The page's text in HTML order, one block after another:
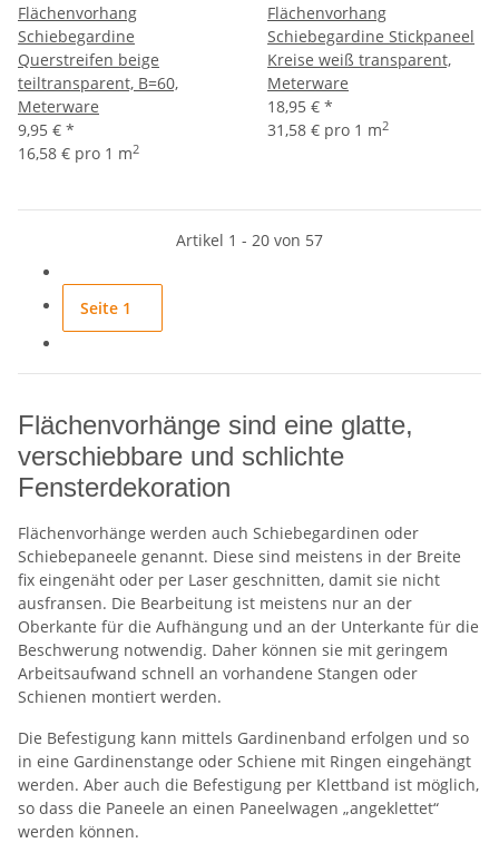
Flächenvorhang
Schiebegardine
Querstreifen beige
teiltransparent, B=60,
Meterware
9,95 € *
16,58 € pro 1 m2
Flächenvorhang
Schiebegardine Stickpaneel
Kreise weiß transparent,
Meterware
18,95 € *
31,58 € pro 1 m2
Artikel 1 - 20 von 57
Seite 1
Flächenvorhänge sind eine glatte,
verschiebbare und schlichte
Fensterdekoration
Flächenvorhänge werden auch Schiebegardinen oder
Schiebepaneele genannt. Diese sind meistens in der Breite
fix eingenäht oder per Laser geschnitten, damit sie nicht
ausfransen. Die Bearbeitung ist meistens nur an der
Oberkante für die Aufhängung und an der Unterkante für die
Beschwerung notwendig. Daher können sie mit geringem
Arbeitsaufwand schnell an vorhandene Stangen oder
Schienen montiert werden.
Die Befestigung kann mittels Gardinenband erfolgen und so
in eine Gardinenstange oder Schiene mit Ringen eingehängt
werden. Aber auch die Befestigung per Klettband ist möglich,
so dass die Paneele an einen Paneelwagen „angeklettet“
werden können.